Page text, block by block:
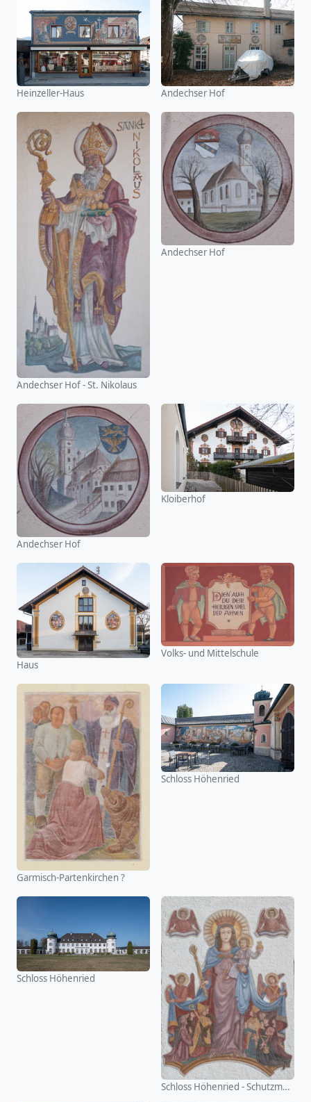
Heinzeller-Haus Andechser Hof
Andechser Hof - St. Nikolaus
Andechser Hof
Andechser Hof
Kloiberhof
Haus
Volks- und Mittelschule
Garmisch-Partenkirchen ?
Schloss Höhenried
Schloss Höhenried
Schloss Höhenried - Schutzmantelmadonna